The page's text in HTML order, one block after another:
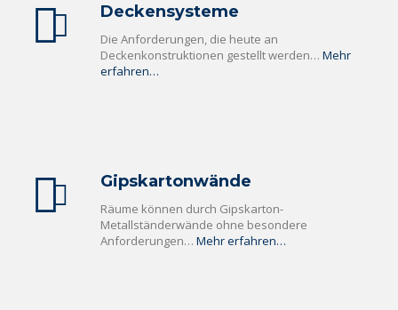
Deckensysteme
Die Anforderungen, die heute an
Deckenkonstruktionen gestellt werden… Mehr
erfahren…
Gipskartonwände
Räume können durch Gipskarton-
Metallständerwände ohne besondere
Anforderungen… Mehr erfahren…